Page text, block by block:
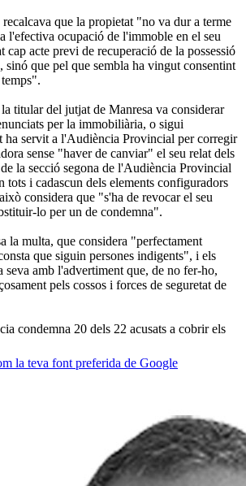
que la propietat "no va dur a terme
l'efectiva ocupació de l'immoble en el seu
cap acte previ de recuperació de la possessió
sinó que pel que sembla ha vingut consentint
titular del jutjat de Manresa va considerar
per la immobiliària, o sigui
ha servit a l'Audiència Provincial per corregir
sense "haver de canviar" el seu relat dels
la secció segona de l'Audiència Provincial
tots i cadascun dels elements configuradors
considera que "s'ha de revocar el seu
lo per un de condemna".
la multa, que considera "perfectament
que siguin persones indigents", i els
seva amb l'advertiment que, de no fer-ho,
pels cossos i forces de seguretat de
condemna 20 dels 22 acusats a cobrir els
la teva font preferida de Google